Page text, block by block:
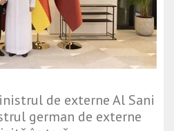
de externe Al Sani
german de externe